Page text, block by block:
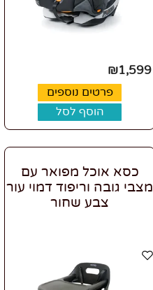
₪1,599
פרטים נוספים
הוסף לסל
כסא אוכל מפואר עם
מצבי גובה וריפוד דמוי עור
צבע שחור